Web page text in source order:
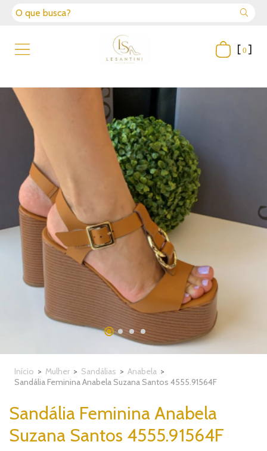
[ 0 ]
Início > Mulher > Sandálias > Anabela >
Sandália Feminina Anabela Suzana Santos 4555.91564F
Sandália Feminina Anabela
Suzana Santos 4555.91564F